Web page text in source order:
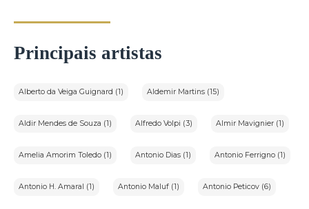
Principais artistas
Alberto da Veiga Guignard (1) Aldemir Martins (15)
Aldir Mendes de Souza (1) Alfredo Volpi (3) Almir Mavignier (1)
Amelia Amorim Toledo (1) Antonio Dias (1) Antonio Ferrigno (1)
Antonio H. Amaral (1) Antonio Maluf (1) Antonio Peticov (6)